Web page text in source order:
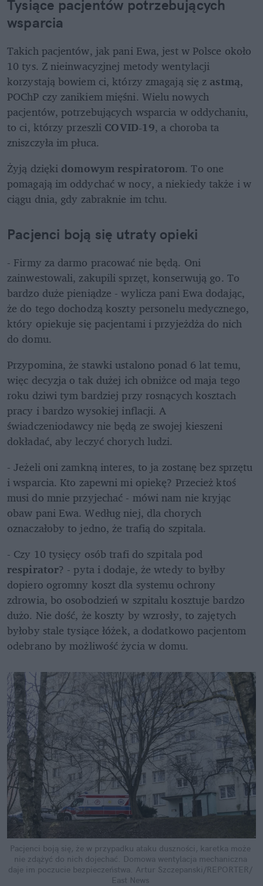
Tysiące pacjentów potrzebujących
wsparcia
Takich pacjentów, jak pani Ewa, jest w Polsce około
10 tys. Z nieinwacyzjnej metody wentylacji
korzystają bowiem ci, którzy zmagają się z astmą,
POChP czy zanikiem mięśni. Wielu nowych
pacjentów, potrzebujących wsparcia w oddychaniu,
to ci, którzy przeszli COVID-19, a choroba ta
zniszczyła im płuca.
Żyją dzięki domowym respiratorom. To one
pomagają im oddychać w nocy, a niekiedy także i w
ciągu dnia, gdy zabraknie im tchu.
Pacjenci boją się utraty opieki
- Firmy za darmo pracować nie będą. Oni
zainwestowali, zakupili sprzęt, konserwują go. To
bardzo duże pieniądze - wylicza pani Ewa dodając,
że do tego dochodzą koszty personelu medycznego,
który opiekuje się pacjentami i przyjeżdża do nich
do domu.
Przypomina, że stawki ustalono ponad 6 lat temu,
więc decyzja o tak dużej ich obniżce od maja tego
roku dziwi tym bardziej przy rosnących kosztach
pracy i bardzo wysokiej inflacji. A
świadczeniodawcy nie będą ze swojej kieszeni
dokładać, aby leczyć chorych ludzi.
- Jeżeli oni zamkną interes, to ja zostanę bez sprzętu
i wsparcia. Kto zapewni mi opiekę? Przecież ktoś
musi do mnie przyjechać - mówi nam nie kryjąc
obaw pani Ewa. Według niej, dla chorych
oznaczałoby to jedno, że trafią do szpitala.
respirator? - pyta i dodaje, że wtedy to byłby
dopiero ogromny koszt dla systemu ochrony
zdrowia, bo osobodzień w szpitalu kosztuje bardzo
dużo. Nie dość, że koszty by wzrosły, to zajętych
byłoby stale tysiące łóżek, a dodatkowo pacjentom
odebrano by możliwość życia w domu.
Pacjenci boją się, że w przypadku ataku duszności, karetka może
nie zdążyć do nich dojechać. Domowa wentylacja mechaniczna
daje im poczucie bezpieczeństwa.
Artur Szczepanski/REPORTER/
East News